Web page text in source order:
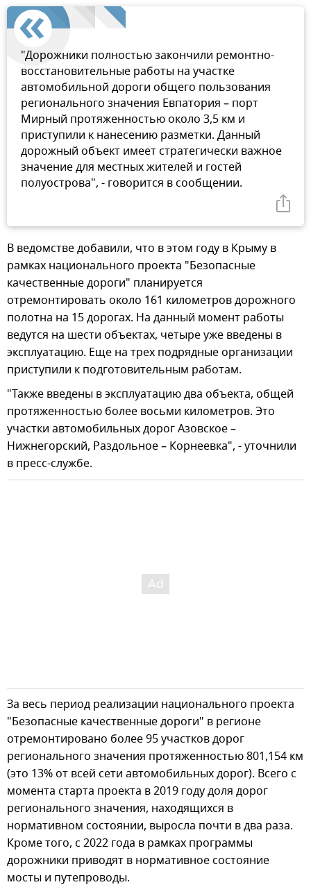
"Дорожники полностью закончили ремонтно-
восстановительные работы на участке
автомобильной дороги общего пользования
регионального значения Евпатория – порт
Мирный протяженностью около 3,5 км и
приступили к нанесению разметки. Данный
дорожный объект имеет стратегически важное
значение для местных жителей и гостей
полуострова", - говорится в сообщении.
В ведомстве добавили, что в этом году в Крыму в
рамках национального проекта "Безопасные
качественные дороги" планируется
отремонтировать около 161 километров дорожного
полотна на 15 дорогах. На данный момент работы
ведутся на шести объектах, четыре уже введены в
эксплуатацию. Еще на трех подрядные организации
приступили к подготовительным работам.
"Также введены в эксплуатацию два объекта, общей
протяженностью более восьми километров. Это
участки автомобильных дорог Азовское –
Нижнегорский, Раздольное – Корнеевка", - уточнили
в пресс-службе.
За весь период реализации национального проекта
"Безопасные качественные дороги" в регионе
отремонтировано более 95 участков дорог
регионального значения протяженностью 801,154 км
(это 13% от всей сети автомобильных дорог). Всего с
момента старта проекта в 2019 году доля дорог
регионального значения, находящихся в
нормативном состоянии, выросла почти в два раза.
Кроме того, с 2022 года в рамках программы
дорожники приводят в нормативное состояние
мосты и путепроводы.